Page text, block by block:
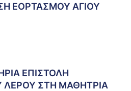
ΕΟΡΤΑΣΜΟΥ ΑΓΙΟΥ
ΕΠΙΣΤΟΛΗ
ΣΤΗ ΜΑΘΗΤΡΙΑ